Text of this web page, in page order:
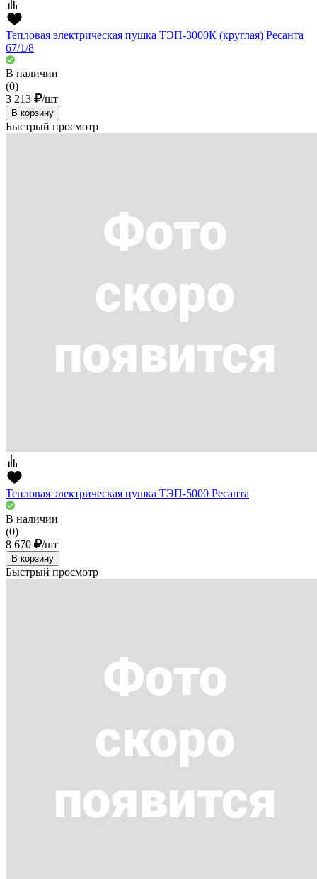
Тепловая электрическая пушка ТЭП-3000К (круглая) Ресанта
67/1/8
В наличии
(0)
3 213
/шт
В корзину
Быстрый просмотр
Тепловая электрическая пушка ТЭП-5000 Ресанта
В наличии
(0)
8 670
/шт
В корзину
Быстрый просмотр